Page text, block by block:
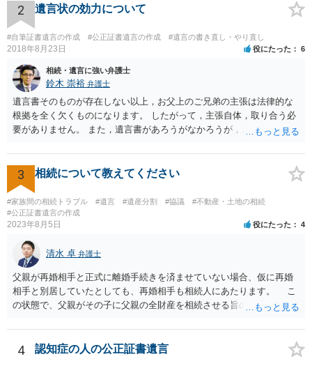
ースが多いと思います。 報酬体系は、弁護士ごとに異なりますので一
律の基準はありません。
2 遺言状の効力について
#自筆証書遺言の作成 #公正証書遺言の作成 #遺言の書き直し・やり直し
2018年8月23日 役にたった 6
相続・遺言に強い弁護士
鈴木 崇裕 弁護士
遺言書そのものが存在しない以上，お父上のご兄弟の主張は法律的な
根拠を全く欠くものになります。 したがって，主張自体，取り合う必
要がありません。 また，遺言書があろうがなかろうが，お父上のご兄
ご回答にもありますが， 代理人弁護士をたてて，その弁護士から相手
方に対して， ・相続に関する主張は法的根拠がなく，一切応じないこ
と ・今後一切の連絡をしてこないでほしいこと ・連絡を継続してくる
ようであれば警察への通報や法的措置も辞さないこと などを記載した
書面を発送してもらうことがよろしいように思います。
3 相続について教えてください
#家族間の相続トラブル #遺言 #遺産分割 #協議
#不動産・土地の相続
#公正証書遺言の作成
2023年8月5日 役にたった 4
清水 卓 弁護士
父親が再婚相手と正式に離婚手続きを済ませていない場合、仮に再婚
相手と別居していたとしても、再婚相手も相続人にあたります。 こ
の状態で、父親がその子に父親の全財産を相続させる旨の公正証書遺
が、再婚相手の遺留分を侵害しているため、再婚相手から相続人
（子）に対して遺留分侵害額請求権が行使される可能性があります。
お悩みのようであれば、問題の当事者であるお父様本人がお住まい
4 認知症の人の公正証書遺言